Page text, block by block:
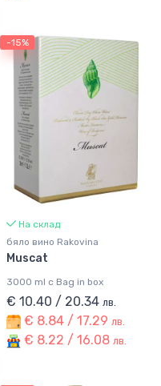
-15%
На склад
бяло вино Rakovina
Muscat
3000 ml с Bag in box
€ 10.40 / 20.34 лв.
€ 8.84 / 17.29 лв.
€ 8.22 / 16.08 лв.